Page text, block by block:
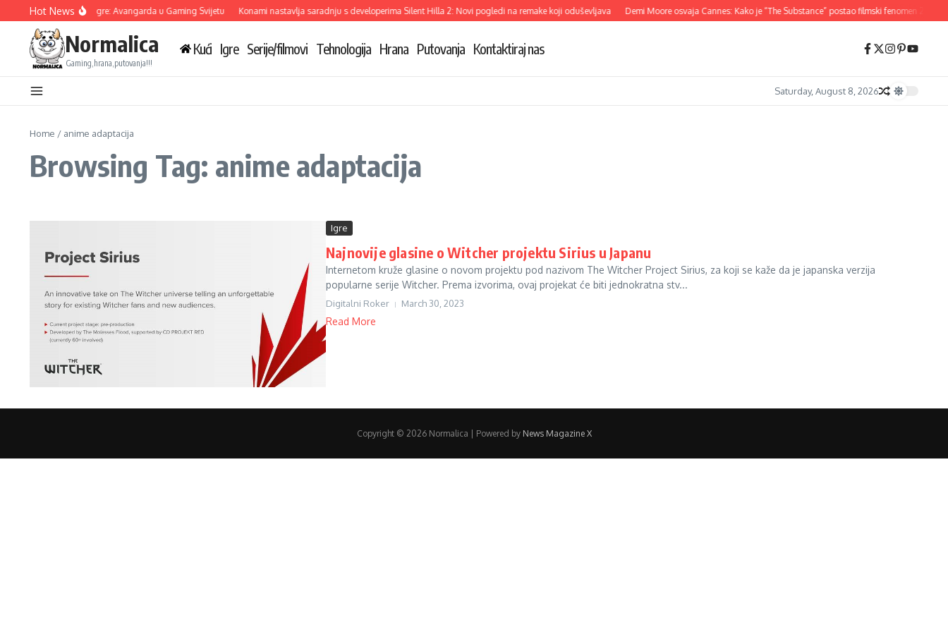
Skip to content
Hot News
Otkriva Tri Nove Igre: Avangarda u Gaming Svijetu Konami nastavlja saradnju s developerima Silent Hilla 2: Novi pogledi na remake koji oduševljava Demi Moore osvaja Cannes: Kako je “The Substance” postao filmski fenomen 2024.
Normalica
Gaming,hrana,putovanja!!!
Kući Igre Serije/filmovi Tehnologija Hrana Putovanja Kontaktiraj nas
Saturday, August 8, 2026
Home / anime adaptacija
Browsing Tag: anime adaptacija
Igre
Najnovije glasine o Witcher projektu Sirius u Japanu
Internetom kruže glasine o novom projektu pod nazivom The Witcher Project Sirius, za koji se kaže da je japanska verzija
popularne serije Witcher. Prema izvorima, ovaj projekat će biti jednokratna stv...
Digitalni Roker March 30, 2023
Read More
Copyright © 2026 Normalica | Powered by News Magazine X